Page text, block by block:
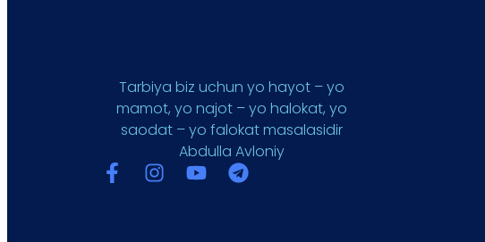
Tarbiya biz uchun yo hayot – yo
mamot, yo najot – yo halokat, yo
saodat – yo falokat masalasidir
Abdulla Avloniy